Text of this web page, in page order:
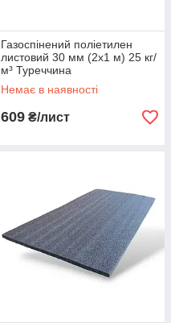
Газоспінений поліетилен
листовий 30 мм (2х1 м) 25 кг/
м³ Туреччина
Немає в наявності
609 ₴/лист